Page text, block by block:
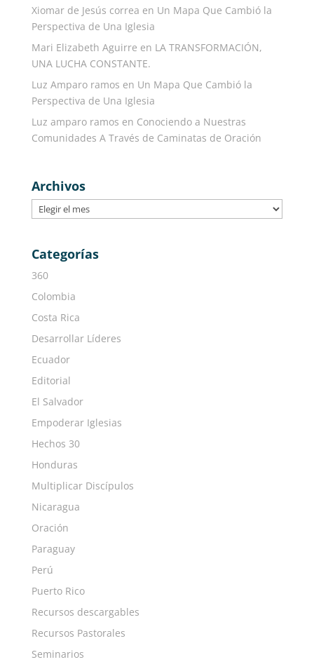
Xiomar de Jesús correa en Un Mapa Que Cambió la
Perspectiva de Una Iglesia
Mari Elizabeth Aguirre en LA TRANSFORMACIÓN,
UNA LUCHA CONSTANTE.
Luz Amparo ramos en Un Mapa Que Cambió la
Perspectiva de Una Iglesia
Luz amparo ramos en Conociendo a Nuestras
Comunidades A Través de Caminatas de Oración
Archivos
Archivos
Categorías
360
Colombia
Costa Rica
Desarrollar Líderes
Ecuador
Editorial
El Salvador
Empoderar Iglesias
Hechos 30
Honduras
Multiplicar Discípulos
Nicaragua
Oración
Paraguay
Perú
Puerto Rico
Recursos descargables
Recursos Pastorales
Seminarios